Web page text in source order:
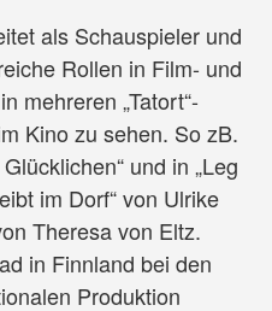
als Schauspieler und
Rollen in Film- und
mehreren „Tatort“-
Kino zu sehen. So zB.
und in „Leg
im Dorf“ von Ulrike
Theresa von Eltz.
in Finnland bei den
Produktion